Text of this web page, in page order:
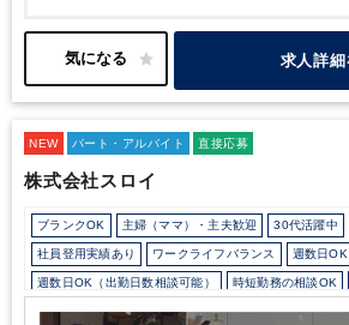
求人詳細
NEW パート・アルバイト 直接応募
株式会社スロイ
ブランクOK 主婦（ママ）・主夫歓迎 30代活躍中
社員登用実績あり ワークライフバランス 週数日OK
週数日OK（出勤日数相談可能） 時短勤務の相談OK
勤務終了時間の相談OK 朝遅め 定時早め シフト